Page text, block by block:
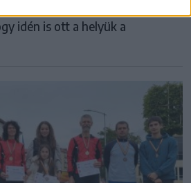
idén is ott a helyük a